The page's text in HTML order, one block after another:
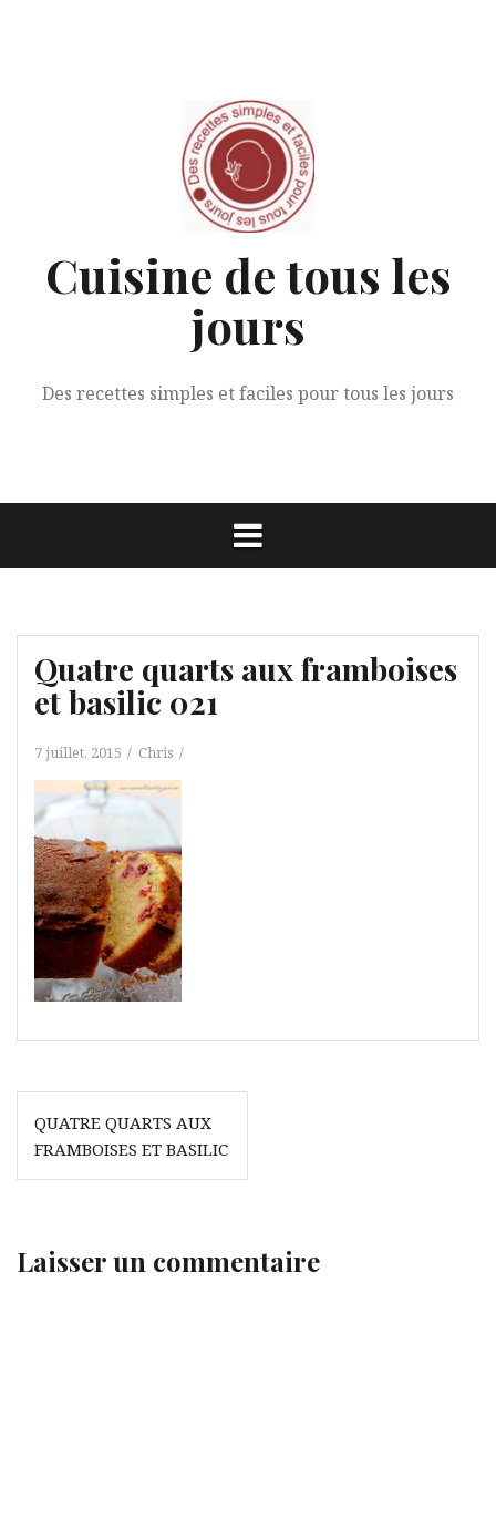
Cuisine de tous les
jours
Des recettes simples et faciles pour tous les jours
Quatre quarts aux framboises
et basilic 021
7 juillet, 2015 Chris
Navigation
de
l’article
QUATRE QUARTS AUX
FRAMBOISES ET BASILIC
Laisser un commentaire